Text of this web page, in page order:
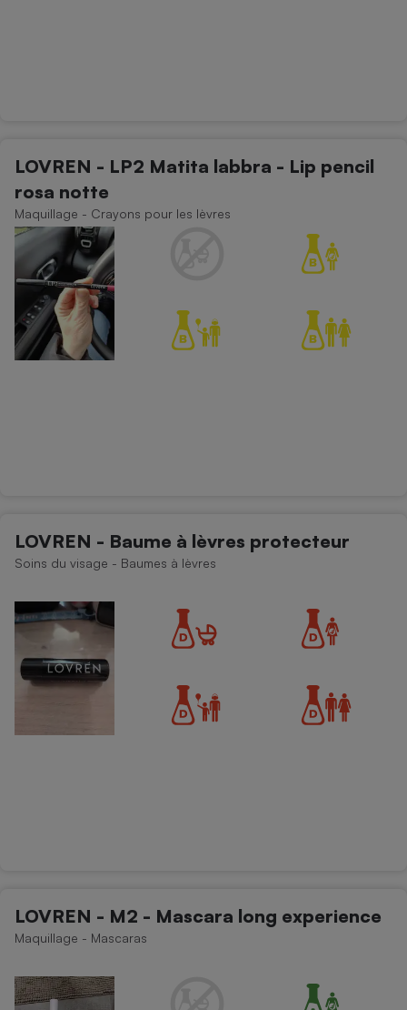
LOVREN - LP2 Matita labbra - Lip pencil
rosa notte
Maquillage - Crayons pour les lèvres
LOVREN - Baume à lèvres protecteur
Soins du visage - Baumes à lèvres
LOVREN - M2 - Mascara long experience
Maquillage - Mascaras